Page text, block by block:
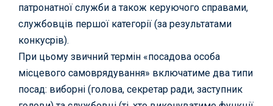
патронатної служби а також керуючого справами,
службовців першої категорії (за результатами
конкусрів).
При цьому звичний термін «посадова особа
місцевого самоврядування» включатиме два типи
посад: виборні (голова, секретар ради, заступник